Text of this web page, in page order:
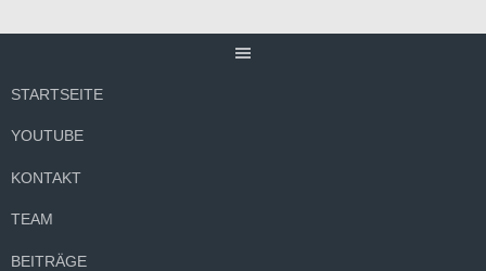
STARTSEITE
YOUTUBE
KONTAKT
TEAM
BEITRÄGE